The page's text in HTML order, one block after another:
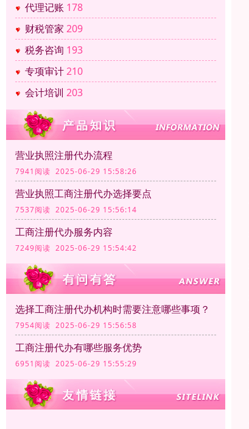
代理记账 178
财税管家 209
税务咨询 193
专项审计210
会计培训 203
营业执照注册代办流程
7941阅读 2025-06-29 15:58:26
营业执照工商注册代办选择要点
7537阅读 2025-06-29 15:56:14
工商注册代办服务内容
7249阅读 2025-06-29 15:54:42
选择工商注册代办机构时需要注意哪些事项？
7954阅读 2025-06-29 15:56:58
工商注册代办有哪些服务优势
6951阅读 2025-06-29 15:55:29